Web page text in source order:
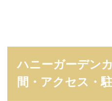
ハニーガーデン
間・アクセス・